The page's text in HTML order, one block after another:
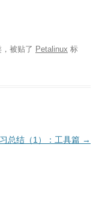
被贴了 Petalinux 标
总结（1）：工具篇 →